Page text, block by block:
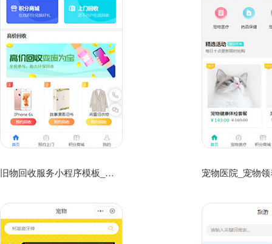
旧物回收服务小程序模板_旧屋回收公司网店小程序模板